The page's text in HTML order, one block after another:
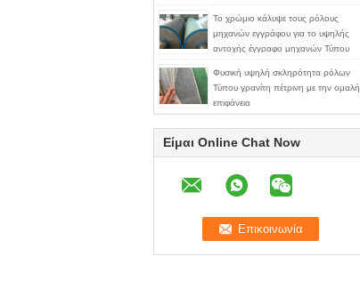
Το χρώμιο κάλυψε τους ρόλους
μηχανών εγγράφου για το υψηλής
αντοχής έγγραφο μηχανών Τύπου
Φυσική υψηλή σκληρότητα ρόλων
Τύπου γρανίτη πέτρινη με την ομαλή
επιφάνεια
Είμαι Online Chat Now